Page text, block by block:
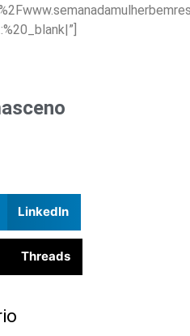
LinkedIn
Threads